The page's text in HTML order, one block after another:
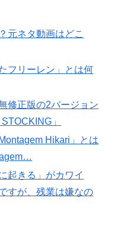
元ネタ動画はどこ
フリーレン」とは何
修正版の2バージョン
」
Hikari」とは
起きる」がカワイ
すが、残業は嫌なの